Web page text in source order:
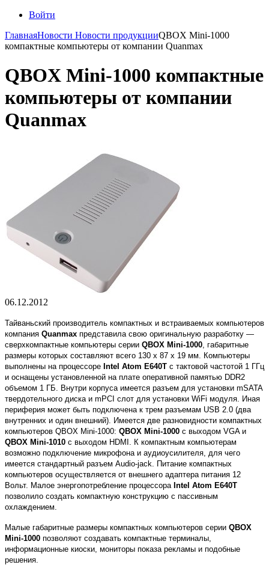
Войти
ГлавнаяНовости Новости продукцииQBOX Mini-1000
компактные компьютеры от компании Quanmax
QBOX Mini-1000 компактные
компьютеры от компании
Quanmax
06.12.2012
Тайваньский производитель компактных и встраиваемых компьютеров
компания Quanmax представила свою оригинальную разработку —
сверхкомпактные компьютеры серии QBOX Mini-1000 , габаритные
размеры которых составляют всего 130 х 87 х 19 мм. Компьютеры
выполнены на процессоре Intel Atom E640T с тактовой частотой 1 ГГц
и оснащены установленной на плате оперативной памятью DDR2
объемом 1 ГБ. Внутри корпуса имеется разъем для установки mSATA
твердотельного диска и mPCI слот для установки WiFi модуля. Иная
периферия может быть подключена к трем разъемам USB 2.0 (два
внутренних и один внешний). Имеется две разновидности компактных
компьютеров QBOX Mini-1000: QBOX Mini-1000 с выходом VGA и
QBOX Mini-1010 с выходом HDMI. К компактным компьютерам
возможно подключение микрофона и аудиоусилителя, для чего
имеется стандартный разъем Audio-jack. Питание компактных
компьютеров осуществляется от внешнего адаптера питания 12
Вольт. Малое энергопотребление процессора Intel Atom E640T
позволило создать компактную конструкцию с пассивным
охлаждением.
Малые габаритные размеры компактных компьютеров серии QBOX
Mini-1000 позволяют создавать компактные терминалы,
информационные киоски, мониторы показа рекламы и подобные
решения.